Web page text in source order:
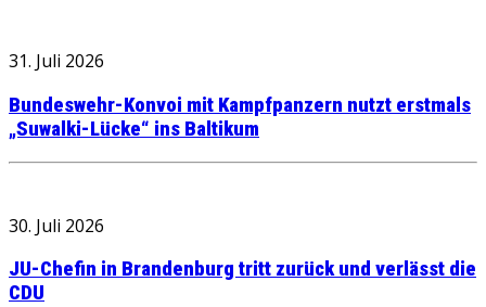
31. Juli 2026
Bundeswehr-Konvoi mit Kampfpanzern nutzt erstmals
„Suwalki-Lücke“ ins Baltikum
30. Juli 2026
JU-Chefin in Brandenburg tritt zurück und verlässt die
CDU